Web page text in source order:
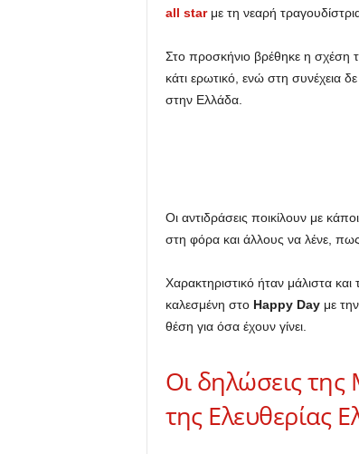
all star με τη νεαρή
Στο προσκήνιο βρέθηκε η σχέση
κάτι ερωτικό, ενώ στη συνέχεια
στην Ελλάδα.
Οι αντιδράσεις ποικίλουν με
στη φόρα και άλλους να λένε, πως
Χαρακτηριστικό ήταν μάλιστα και
καλεσμένη στο Happy Day με
θέση για όσα έχουν γίνει.
Οι δηλώσεις της
της Ελευθερίας